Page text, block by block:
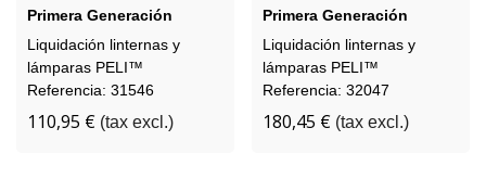
Primera Generación
Reacondicionada PELI™
2320 M6
Liquidación linternas y
lámparas PELI™
Referencia: 31546
110,95 € (tax excl.)
Primera Generación
Reacondicionada PELI™
2390 M6
Liquidación linternas y
lámparas PELI™
Referencia: 32047
180,45 € (tax excl.)